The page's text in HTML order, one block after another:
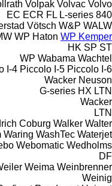
Volpak Volvac Volvo
840
EC ECR FL L-series
Vötsch W&P WALW
WP Haton WP Kemper
HK SP ST
WP Wabama Wachtel
I-4 Piccolo I-5 Piccolo I-6
Wacker Neuson
G-series HX LTN
Wacker
LTN
Coburg Walker Walter
Waring WashTec Waterjet
Webomatic Wedholms
DF
Weima Weinbrenner
Weinig